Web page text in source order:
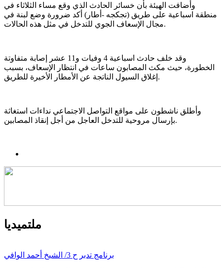
وأضافت الهيئة بأن خسائر الحادث الذي وقع مساء الثلاثاء في
منطقة اسباعية على طريق (تجكجه -أطار) أكد ضرورة وضع لبنة في
مجال الإسعاف الجوي للتدخل في مثل هذه الحالات.
وقد خلف حادث اسباعية 4 وفيات و11 عشر إصابة متفاوتة
الخطورة، حيث مكث المصابون ساعات في انتظار الإسعاف، بسبب
إغلاق السيول الناتجة عن الأمطار الأخيرة للطريق.
وأطلق ناشطون على مواقع التواصل الاجتماعي نداءات استغاثة
بإرسال مروحية للتدخل العاجل من أجل إنقاذ المصابين.
ملتميديا
برنامج تدبر ح 3/ الشيخ أحمد الوافي